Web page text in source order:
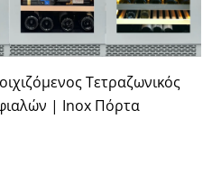
Τετραζωνικός
| Inox Πόρτα